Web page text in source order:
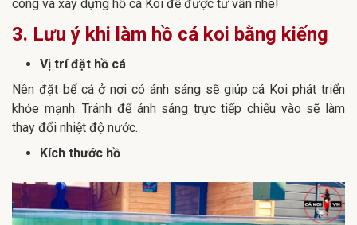
công và xây dựng hồ cá Koi để được tư vấn nhé!
3. Lưu ý khi làm hồ cá koi bằng kiếng
Vị trí đặt hồ cá
Nên đặt bể cá ở nơi có ánh sáng sẽ giúp cá Koi phát triển
khỏe mạnh. Tránh để ánh sáng trực tiếp chiếu vào sẽ làm
thay đổi nhiệt độ nước.
Kích thước hồ